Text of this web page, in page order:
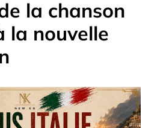
la chanson
la nouvelle